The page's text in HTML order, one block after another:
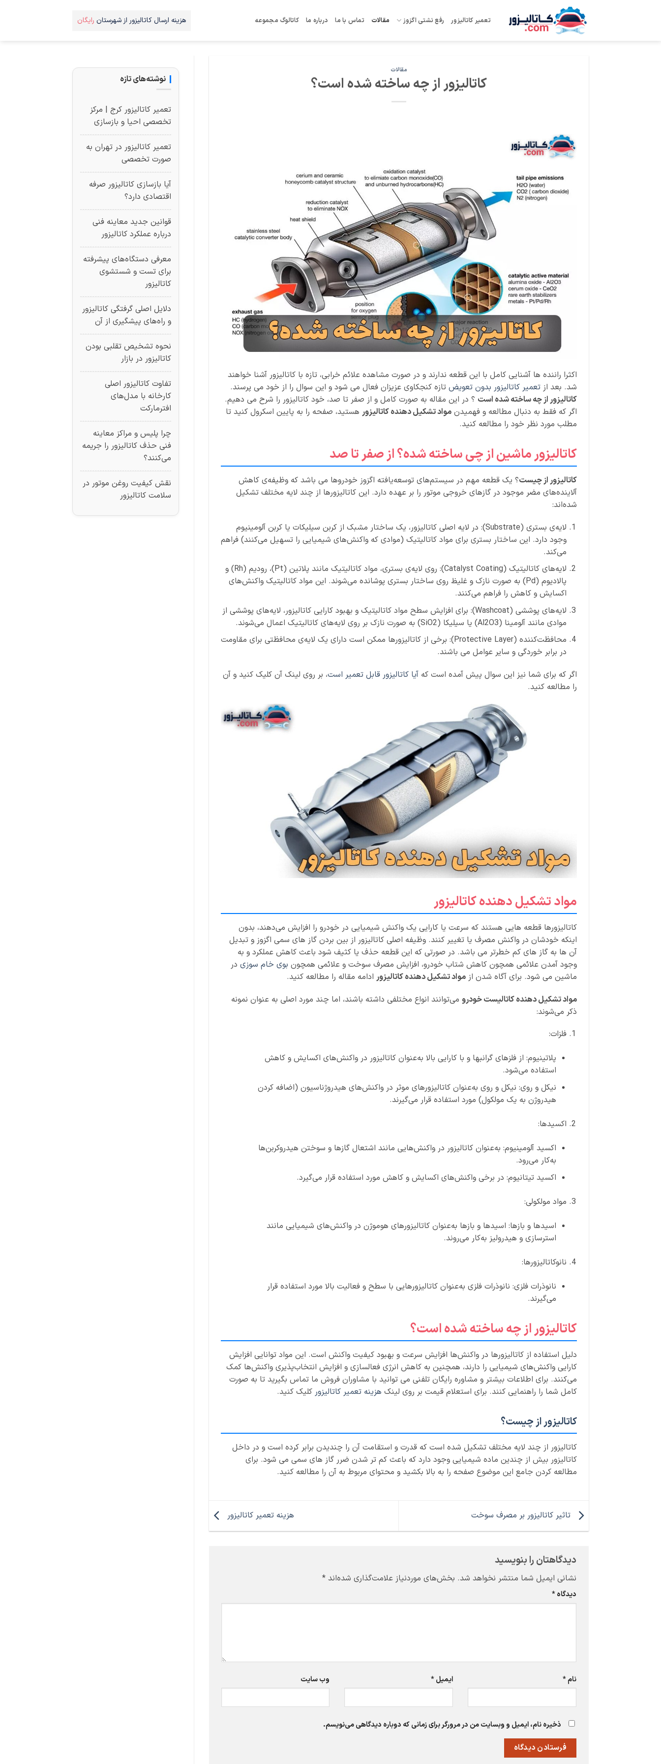
تعمیر کاتالیزور رفع نشتی اگزوز مقالات تماس با ما درباره ما کاتالوگ مجموعه هزینه ارسال کاتالیزور از شهرستان رایگان
مقالات
کاتالیزور از چه ساخته شده است؟
اکثرا راننده ها آشنایی کامل با این قطعه ندارند و در صورت مشاهده علائم خرابی، تازه با کاتالیزور آشنا خواهند
شد. بعد از تعمیر کاتالیزور بدون تعویض تازه کنجکاوی عزیزان فعال می شود و این سوال را از خود می پرسند.
کاتالیزور از چه ساخته شده است ؟ در این مقاله به صورت کامل و از صفر تا صد، خود کاتالیزور را شرح می دهیم.
اگر که فقط به دنبال مطالعه و فهمیدن مواد تشکیل دهنده کاتالیزور هستید، صفحه را به پایین اسکرول کنید تا
مطلب مورد نظر خود را مطالعه کنید.
کاتالیزور ماشین از چی ساخته شده؟ از صفر تا صد
کاتالیزور از چیست؟ یک قطعه مهم در سیستم‌های توسعه‌یافته‌ اگزوز خودروها می باشد که وظیفه‌ی کاهش
آلاینده‌های مضر موجود در گازهای خروجی موتور را بر عهده دارد. این کاتالیزورها از چند لایه مختلف تشکیل
شده‌اند:
لایه‌ی بستری (Substrate): در لایه اصلی کاتالیزور، یک ساختار مشبک از کربن سیلیکات یا کربن آلومینیوم
وجود دارد. این ساختار بستری برای مواد کاتالیتیک (موادی که واکنش‌های شیمیایی را تسهیل می‌کنند) فراهم
می‌کند.
لایه‌های کاتالیتیک (Catalyst Coating): روی لایه‌ی بستری، مواد کاتالیتیک مانند پلاتین (Pt)، رودیم (Rh) و
پالادیوم (Pd) به صورت نازک و غلیظ روی ساختار بستری پوشانده می‌شوند. این مواد کاتالیتیک واکنش‌های
اکسایش و کاهش را فراهم می‌کنند.
لایه‌های پوششی (Washcoat): برای افزایش سطح مواد کاتالیتیک و بهبود کارایی کاتالیزور، لایه‌های پوششی از
موادی مانند آلومینا (Al2O3) یا سیلیکا (SiO2) به صورت نازک بر روی لایه‌های کاتالیتیک اعمال می‌شوند.
محافظت‌کننده (Protective Layer): برخی از کاتالیزورها ممکن است دارای یک لایه‌ی محافظتی برای مقاومت
در برابر خوردگی و سایر عوامل می باشند.
اگر که برای شما نیز این سوال پیش آمده است که آیا کاتالیزور قابل تعمیر است، بر روی لینک آن کلیک کنید و آن
را مطالعه کنید.
مواد تشکیل دهنده کاتالیزور
کاتالیزورها قطعه هایی هستند که سرعت یا کارایی یک واکنش شیمیایی در خودرو را افزایش می‌دهند، بدون
اینکه خودشان در واکنش مصرف یا تغییر کنند. وظیفه اصلی کاتالیزور از بین بردن گاز های سمی اگزوز و تبدیل
آن ها به گاز های کم خطرتر می باشد. در صورتی که این قطعه حذف یا کثیف شود باعث کاهش عملکرد و به
وجود آمدن علائمی همچون کاهش شتاب خودرو، افزایش مصرف سوخت و علائمی همچون بوی خام سوزی در
ماشین می شود. برای آگاه شدن از مواد تشکیل دهنده کاتالیزور ادامه مقاله را مطالعه کنید.
مواد تشکیل دهنده کاتالیست خودرو می‌توانند انواع مختلفی داشته باشند، اما چند مورد اصلی به عنوان نمونه
ذکر می‌شوند:
فلزات:
پلاتینیوم: از فلزهای گرانبها و با کارایی بالا به‌عنوان کاتالیزور در واکنش‌های اکسایش و کاهش
استفاده می‌شود.
نیکل و روی: نیکل و روی به‌عنوان کاتالیزورهای موثر در واکنش‌های هیدروژناسیون (اضافه کردن
هیدروژن به یک مولکول) مورد استفاده قرار می‌گیرند.
اکسیدها:
اکسید آلومینیوم: به‌عنوان کاتالیزور در واکنش‌هایی مانند اشتعال گازها و سوختن هیدروکربن‌ها
به‌کار می‌رود.
اکسید تیتانیوم: در برخی واکنش‌های اکسایش و کاهش مورد استفاده قرار می‌گیرد.
مواد مولکولی:
اسیدها و بازها: اسیدها و بازها به‌عنوان کاتالیزورهای هوموژن در واکنش‌های شیمیایی مانند
استرسازی و هیدرولیز به‌کار می‌روند.
نانوکاتالیزورها:
نانوذرات فلزی: نانوذرات فلزی به‌عنوان کاتالیزورهایی با سطح و فعالیت بالا مورد استفاده قرار
می‌گیرند.
کاتالیزور از چه ساخته شده است؟
دلیل استفاده از کاتالیزورها در واکنش‌ها افزایش سرعت و بهبود کیفیت واکنش است. این مواد توانایی افزایش
کارایی واکنش‌های شیمیایی را دارند، همچنین به کاهش انرژی فعالسازی و افزایش انتخاب‌پذیری واکنش‌ها کمک
می‌کنند. برای اطلاعات بیشتر و مشاوره رایگان تلفنی می توانید با مشاوران فروش ما تماس بگیرید تا به صورت
کامل شما را راهنمایی کنند. برای استعلام قیمت بر روی لینک هزینه تعمیر کاتالیزور کلیک کنید.
کاتالیزور از چیست؟
کاتالیزور از چند لایه مختلف تشکیل شده است که قدرت و استقامت آن را چندیدن برابر کرده است و در داخل
کاتالیزور بیش از چندین ماده شیمیایی وجود دارد که باعث کم تر شدن ضرر گاز های سمی می شود. برای
مطالعه کردن جامع این موضوع صفحه را به بالا بکشید و محتوای مربوط به آن را مطالعه کنید.
تاثیر کاتالیزور بر مصرف سوخت هزینه تعمیر کاتالیزور
دیدگاهتان را بنویسید
نشانی ایمیل شما منتشر نخواهد شد. بخش‌های موردنیاز علامت‌گذاری شده‌اند *
دیدگاه*
نام* ایمیل* وب‌ سایت
ذخیره نام، ایمیل و وبسایت من در مرورگر برای زمانی که دوباره دیدگاهی می‌نویسم.
نوشته‌های تازه
تعمیر کاتالیزور کرج | مرکز
تخصصی احیا و بازسازی
تعمیر کاتالیزور در تهران به
صورت تخصصی
آیا بازسازی کاتالیزور صرفه
اقتصادی دارد؟
قوانین جدید معاینه فنی
درباره عملکرد کاتالیزور
معرفی دستگاه‌های پیشرفته
برای تست و شستشوی
کاتالیزور
دلایل اصلی گرفتگی کاتالیزور
و راه‌های پیشگیری از آن
نحوه تشخیص تقلبی بودن
کاتالیزور در بازار
تفاوت کاتالیزور اصلی
کارخانه با مدل‌های
افترمارکت
چرا پلیس و مراکز معاینه
فنی حذف کاتالیزور را جریمه
می‌کنند؟
نقش کیفیت روغن موتور در
سلامت کاتالیزور